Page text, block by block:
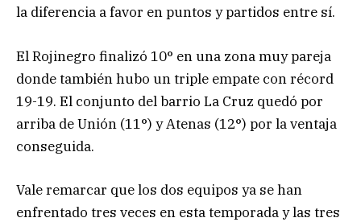
la diferencia a favor en puntos y partidos entre sí.
El Rojinegro finalizó 10° en una zona muy pareja
donde también hubo un triple empate con récord
19-19. El conjunto del barrio La Cruz quedó por
arriba de Unión (11°) y Atenas (12°) por la ventaja
conseguida.
Vale remarcar que los dos equipos ya se han
enfrentado tres veces en esta temporada y las tres